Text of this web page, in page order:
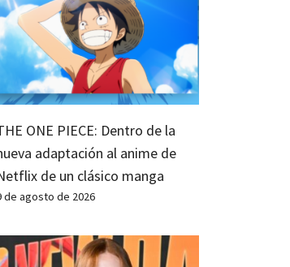
ONE PIECE: Dentro de la
adaptación al anime de
de un clásico manga
de agosto de 2026